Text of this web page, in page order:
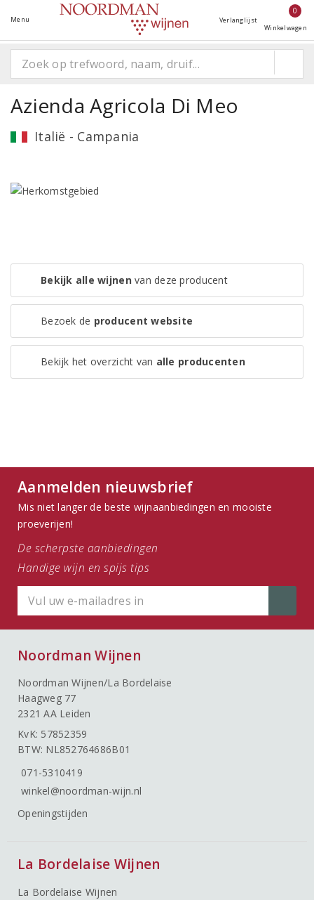
Menu Verlanglijst
0
Winkelwagen
Azienda Agricola Di Meo
Italië - Campania
Bekijk alle wijnenvan deze producent
Bezoek de producent website
Bekijk het overzicht van alle producenten
Aanmelden nieuwsbrief
Mis niet langer de beste wijnaanbiedingen en mooiste
proeverijen!
De scherpste aanbiedingen
Handige wijn en spijs tips
Noordman Wijnen
Noordman Wijnen/La Bordelaise
Haagweg 77
2321 AA Leiden
KvK: 57852359
BTW: NL852764686B01
071-5310419
winkel@noordman-wijn.nl
Openingstijden
La Bordelaise Wijnen
La Bordelaise Wijnen